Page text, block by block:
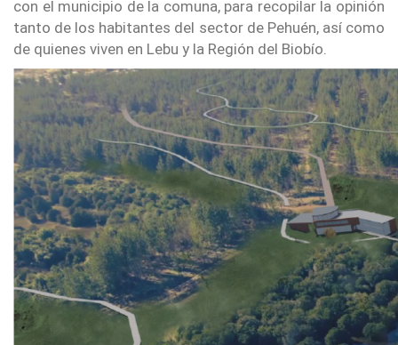
con el municipio de la comuna, para recopilar la opinión
tanto de los habitantes del sector de Pehuén, así como
de quienes viven en Lebu y la Región del Biobío.